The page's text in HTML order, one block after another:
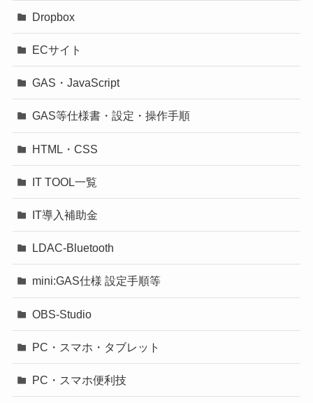
Dropbox
ECサイト
GAS・JavaScript
GAS等仕様書・設定・操作手順
HTML・CSS
IT TOOL一覧
IT導入補助金
LDAC-Bluetooth
mini:GAS仕様 設定手順等
OBS-Studio
PC・スマホ・タブレット
PC・スマホ便利技